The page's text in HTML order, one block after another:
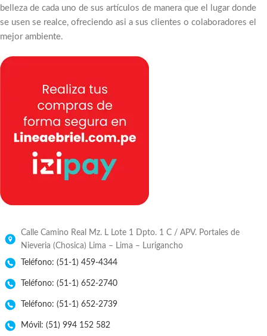
belleza de cada uno de sus artículos de manera que el lugar donde
se usen se realce, ofreciendo asi a sus clientes o colaboradores el
mejor ambiente.
Calle Camino Real Mz. L Lote 1 Dpto. 1 C / APV. Portales de
Nieveria (Chosica) Lima – Lima – Lurigancho
Teléfono: (51-1) 459-4344
Teléfono: (51-1) 652-2740
Teléfono: (51-1) 652-2739
Móvil: (51) 994 152 582